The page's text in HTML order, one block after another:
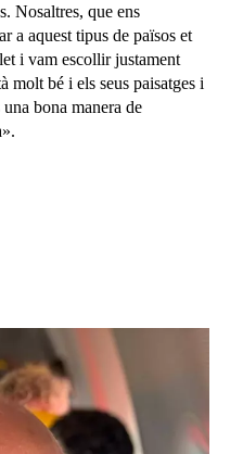
Nosaltres, que ens
a aquest tipus de països et
i vam escollir justament
molt bé i els seus paisatges i
bona manera de